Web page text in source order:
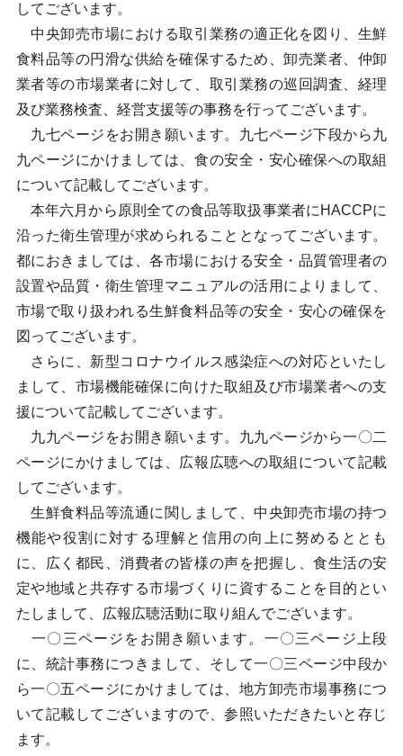
してございます。
中央卸売市場における取引業務の適正化を図り、生鮮
食料品等の円滑な供給を確保するため、卸売業者、仲卸
業者等の市場業者に対して、取引業務の巡回調査、経理
及び業務検査、経営支援等の事務を行ってございます。
九七ページをお開き願います。九七ページ下段から九
九ページにかけましては、食の安全・安心確保への取組
について記載してございます。
本年六月から原則全ての食品等取扱事業者にHACCPに
沿った衛生管理が求められることとなってございます。
都におきましては、各市場における安全・品質管理者の
設置や品質・衛生管理マニュアルの活用によりまして、
市場で取り扱われる生鮮食料品等の安全・安心の確保を
図ってございます。
さらに、新型コロナウイルス感染症への対応といたし
まして、市場機能確保に向けた取組及び市場業者への支
援について記載してございます。
九九ページをお開き願います。九九ページから一〇二
ページにかけましては、広報広聴への取組について記載
してございます。
生鮮食料品等流通に関しまして、中央卸売市場の持つ
機能や役割に対する理解と信用の向上に努めるととも
に、広く都民、消費者の皆様の声を把握し、食生活の安
定や地域と共存する市場づくりに資することを目的とい
たしまして、広報広聴活動に取り組んでございます。
一〇三ページをお開き願います。一〇三ページ上段
に、統計事務につきまして、そして一〇三ページ中段か
ら一〇五ページにかけましては、地方卸売市場事務につ
いて記載してございますので、参照いただきたいと存じ
ます。